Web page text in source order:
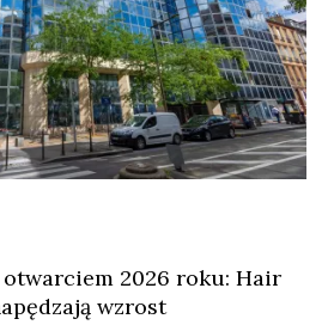
2026 roku: Hair
wzrost